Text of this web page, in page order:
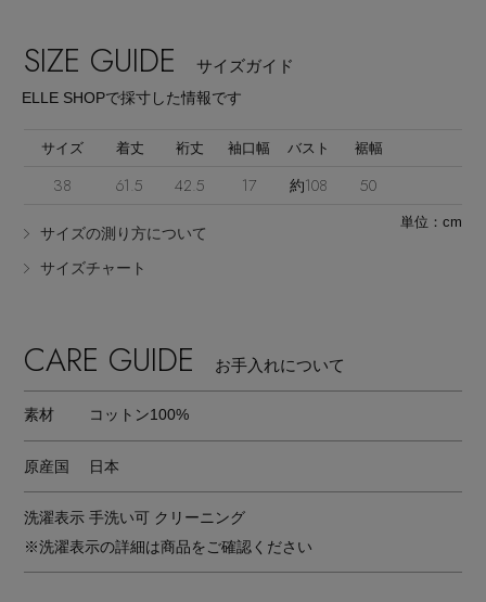
SIZE GUIDE サイズガイド
ELLE SHOPで採寸した情報です
サイズ 着丈 裄丈 袖口幅 バスト 裾幅
38 61.5 42.5 17 約108 50
サイズの測り方について
サイズチャート
単位：cm
CARE GUIDE お手入れについて
素材 コットン100%
原産国 日本
洗濯表示 手洗い可 クリーニング
※洗濯表示の詳細は商品をご確認ください